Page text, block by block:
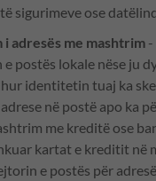
sigurimeve ose
i adresës me mashtrim
postës lokale nëse ju
identitetin tuaj ka
në postë apo ka
me kreditë ose
kartat e kreditit në
e postës për